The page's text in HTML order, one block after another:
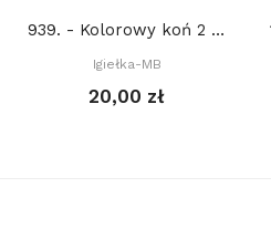
939. - Kolorowy koń 2 (PDF)
Igiełka-MB
20,00 zł